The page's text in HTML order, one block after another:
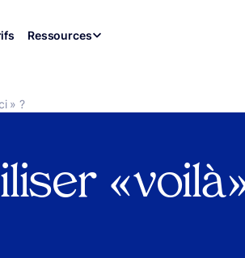
Ressources
» ?
« voilà